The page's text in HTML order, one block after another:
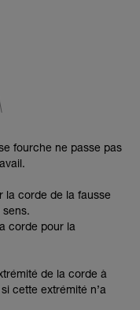
fourche ne passe pas
la corde de la fausse
sens.
corde pour la
de la corde à
cette extrémité n’a